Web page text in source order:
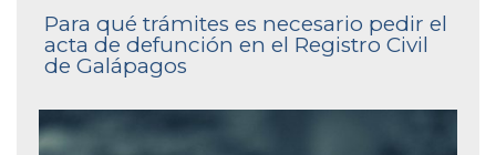
Para qué trámites es necesario pedir el
acta de defunción en el Registro Civil
de Galápagos